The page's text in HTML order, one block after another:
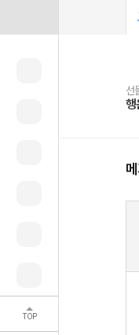
TOP
선
행
선
메
여
메
강
스
설
메
3
메
메
사
희